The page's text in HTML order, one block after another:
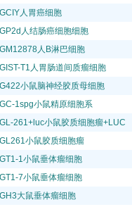
GCIY人胃癌细胞
GP2d人结肠癌细胞细胞
GM12878人B淋巴细胞
GIST-T1人胃肠道间质瘤细胞
G422小鼠脑神经胶质母细胞
GC-1spg小鼠精原细胞系
GL-261+luc小鼠胶质细胞瘤+LUC
GL261小鼠胶质细胞瘤
GT1-1小鼠垂体瘤细胞
GT1-7小鼠垂体瘤细胞
GH3大鼠垂体瘤细胞